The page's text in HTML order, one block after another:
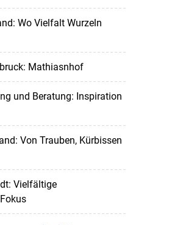
Wo Vielfalt Wurzeln
Mathiasnhof
und Beratung: Inspiration
Von Trauben, Kürbissen
Vielfältige